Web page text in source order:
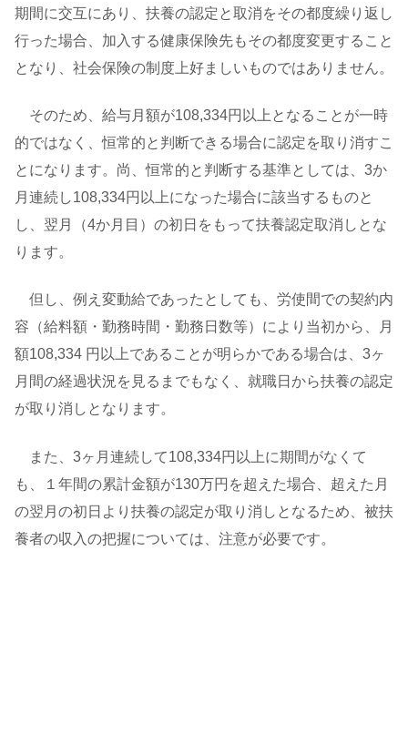
期間に交互にあり、扶養の認定と取消をその都度繰り返し
行った場合、加入する健康保険先もその都度変更すること
となり、社会保険の制度上好ましいものではありません。
そのため、給与月額が108,334円以上となることが一時
的ではなく、恒常的と判断できる場合に認定を取り消すこ
とになります。尚、恒常的と判断する基準としては、3か
月連続し108,334円以上になった場合に該当するものと
し、翌月（4か月目）の初日をもって扶養認定取消しとな
ります。
但し、例え変動給であったとしても、労使間での契約内
容（給料額・勤務時間・勤務日数等）により当初から、月
額108,334 円以上であることが明らかである場合は、3ヶ
月間の経過状況を見るまでもなく、就職日から扶養の認定
が取り消しとなります。
また、3ヶ月連続して108,334円以上に期間がなくて
も、１年間の累計金額が130万円を超えた場合、超えた月
の翌月の初日より扶養の認定が取り消しとなるため、被扶
養者の収入の把握については、注意が必要です。